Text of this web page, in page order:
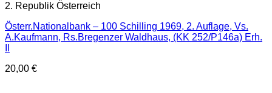
2. Republik Österreich
Österr.Nationalbank – 100 Schilling 1969, 2. Auflage, Vs.
A.Kaufmann, Rs.Bregenzer Waldhaus, (KK 252/P146a) Erh.
20,00 €